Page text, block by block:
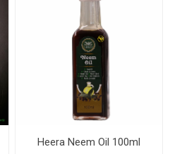
Heera Neem Oil 100ml